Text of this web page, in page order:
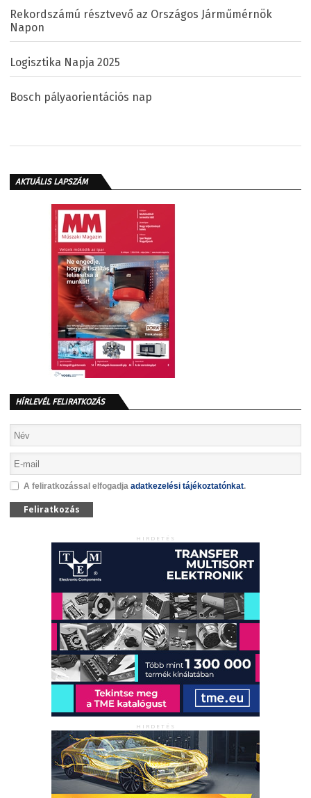
Rekordszámú résztvevő az Országos Járműmérnök
Napon
Logisztika Napja 2025
Bosch pályaorientációs nap
AKTUÁLIS LAPSZÁM
HÍRLEVÉL FELIRATKOZÁS
A feliratkozással elfogadja adatkezelési tájékoztatónkat.
Feliratkozás
HIRDETÉS
HIRDETÉS